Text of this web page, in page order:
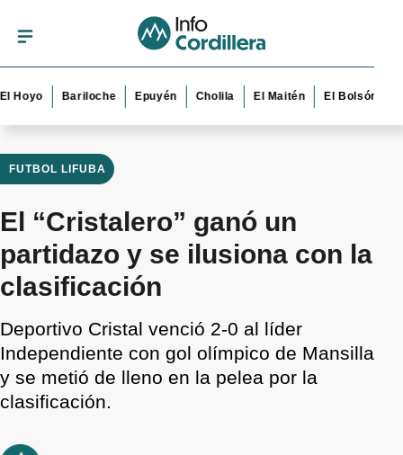
Bariloche Epuyén Cholila El Maitén El Bolsón Esquel
FUTBOL LIFUBA
El “Cristalero” ganó un
partidazo y se ilusiona con la
clasificación
Deportivo Cristal venció 2-0 al líder
Independiente con gol olímpico de Mansilla
y se metió de lleno en la pelea por la
clasificación.